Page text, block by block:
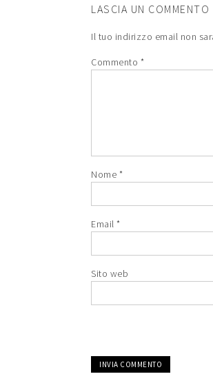
LASCIA UN COMMENTO
Il tuo indirizzo email non
Commento *
Nome *
Email *
Sito web